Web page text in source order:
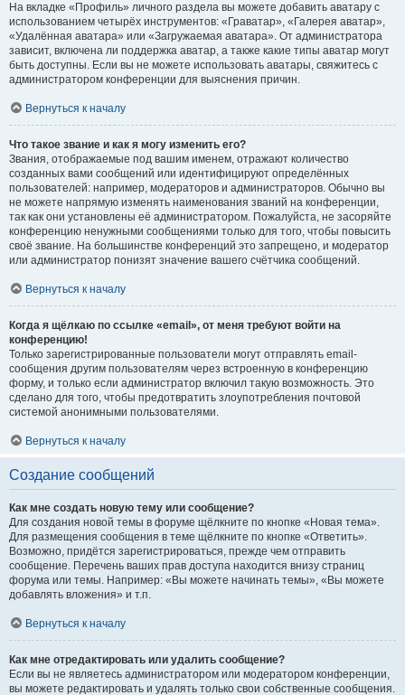
На вкладке «Профиль» личного раздела вы можете добавить аватару с
использованием четырёх инструментов: «Граватар», «Галерея аватар»,
«Удалённая аватара» или «Загружаемая аватара». От администратора
зависит, включена ли поддержка аватар, а также какие типы аватар могут
быть доступны. Если вы не можете использовать аватары, свяжитесь с
администратором конференции для выяснения причин.
Вернуться к началу
Что такое звание и как я могу изменить его?
Звания, отображаемые под вашим именем, отражают количество
созданных вами сообщений или идентифицируют определённых
пользователей: например, модераторов и администраторов. Обычно вы
не можете напрямую изменять наименования званий на конференции,
так как они установлены её администратором. Пожалуйста, не засоряйте
конференцию ненужными сообщениями только для того, чтобы повысить
своё звание. На большинстве конференций это запрещено, и модератор
или администратор понизят значение вашего счётчика сообщений.
Вернуться к началу
Когда я щёлкаю по ссылке «email», от меня требуют войти на
конференцию!
Только зарегистрированные пользователи могут отправлять email-
сообщения другим пользователям через встроенную в конференцию
форму, и только если администратор включил такую возможность. Это
сделано для того, чтобы предотвратить злоупотребления почтовой
системой анонимными пользователями.
Вернуться к началу
Создание сообщений
Как мне создать новую тему или сообщение?
Для создания новой темы в форуме щёлкните по кнопке «Новая тема».
Для размещения сообщения в теме щёлкните по кнопке «Ответить».
Возможно, придётся зарегистрироваться, прежде чем отправить
сообщение. Перечень ваших прав доступа находится внизу страниц
форума или темы. Например: «Вы можете начинать темы», «Вы можете
добавлять вложения» и т.п.
Вернуться к началу
Как мне отредактировать или удалить сообщение?
Если вы не являетесь администратором или модератором конференции,
вы можете редактировать и удалять только свои собственные сообщения.